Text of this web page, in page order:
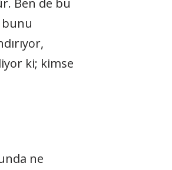
Ben de bu
ki; kimse
ne